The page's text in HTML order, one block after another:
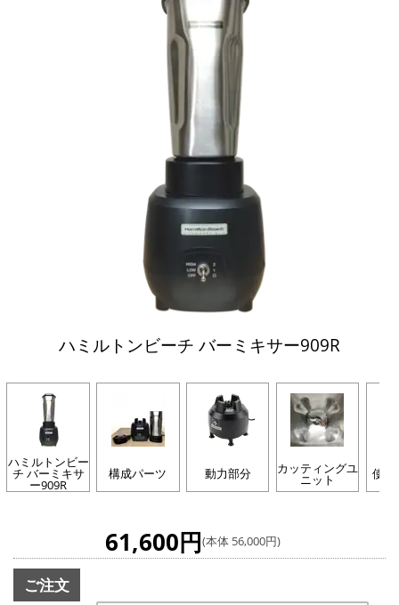
ハミルトンビーチ バーミキサー909R
ハミルトンビー
チ バーミキサ
ー909R
構成パーツ 動力部分 カッティングユ
ニット 使用
61,600円(本体 56,000円)
ご注文